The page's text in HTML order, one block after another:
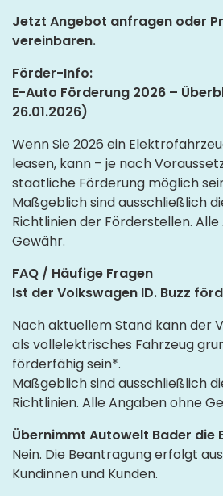
Jetzt Angebot anfragen oder
vereinbaren.
Förder-Info:
E-Auto Förderung 2026 –
26.01.2026)
Wenn Sie 2026 ein
leasen, kann – je nach
staatliche Förderung möglich
Maßgeblich sind ausschließlich
Richtlinien der Förderstellen.
Gewähr.
FAQ / Häufige Fragen
Ist der Volkswagen ID. Buzz
Nach aktuellem Stand kann der
als vollelektrisches Fahrzeug
förderfähig sein*.
Maßgeblich sind ausschließlich
Richtlinien. Alle Angaben ohne
Übernimmt Autowelt Bader die
Nein. Die Beantragung erfolgt
Kundinnen und Kunden.